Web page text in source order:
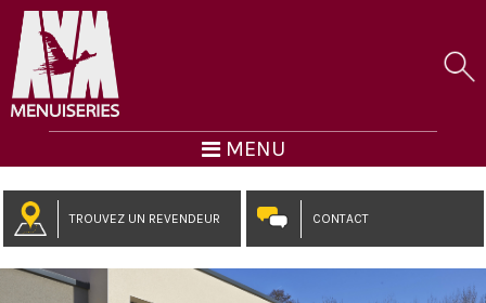
MENU
TROUVEZ UN REVENDEUR CONTACT